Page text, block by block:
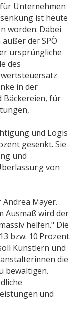
Unternehmen
ist heute
worden. Dabei
der SPÖ
ursprüngliche
des
in der
Bäckereien, für
und Logis
gesenkt. Sie
und
von
Mayer.
Ausmaß wird der
helfen." Die
bzw. 10 Prozent.
Künstlern und
die
bewältigen.
und